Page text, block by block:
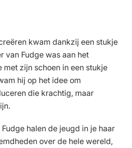
kwam dankzij een stukje
van Fudge was aan het
zijn schoen in een stukje
hij op het idee om
die krachtig, maar
halen de jeugd in je haar
over de hele wereld,